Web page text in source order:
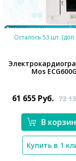
Осталось 53 шт. (доп.
Mos ECG600G
61 655 Руб. 72
В
Купить в 1